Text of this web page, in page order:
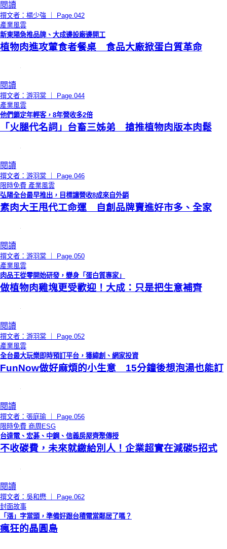
閱讀
撰文者：楊少強 ｜ Page.042
產業風雲
新東陽急推品牌、大成邊設廠邊開工
植物肉進攻葷食者餐桌 食品大廠掀蛋白質革命
閱讀
撰文者：游羽棠 ｜ Page.044
產業風雲
他們鎖定年輕客，8年營收多2倍
「火腿代名詞」台畜三姊弟 搶推植物肉版本肉鬆
閱讀
撰文者：游羽棠 ｜ Page.046
限時免費 產業風雲
弘陽全台最早推出，目標讓營收8成來自外銷
素肉大王甩代工命運 自創品牌賣進好市多、全家
閱讀
撰文者：游羽棠 ｜ Page.050
產業風雲
肉品王從零開始研發，變身「蛋白質專家」
做植物肉雞塊更受歡迎！大成：只是把生意補齊
閱讀
撰文者：游羽棠 ｜ Page.052
產業風雲
全台最大玩樂即時預訂平台，獲緯創、網家投資
FunNow做好麻煩的小生意 15分鐘後想泡湯也能訂
閱讀
撰文者：張庭瑜 ｜ Page.056
限時免費 商周ESG
台達電、宏碁、中鋼、信義房屋齊聚傳授
不收碳費，未來就繳給別人！企業超實在減碳5招式
閱讀
撰文者：吳和懋 ｜ Page.062
封面故事
「漲」字當頭，準備好跟台積電當鄰居了嗎？
瘋狂的晶圓島